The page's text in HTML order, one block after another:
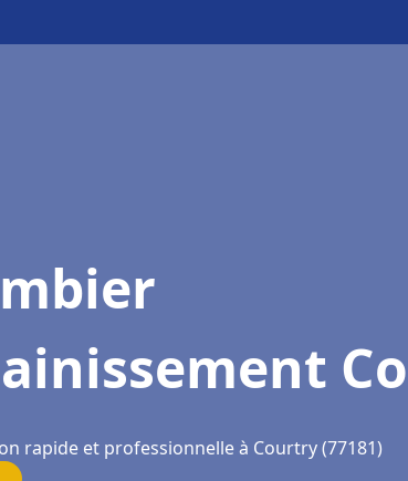
rapide et professionnelle à Courtry (77181)